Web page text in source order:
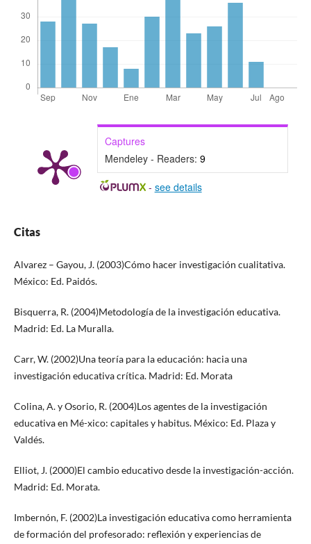
Captures
Mendeley - Readers: 9
- see details
Citas
Alvarez – Gayou, J. (2003)Cómo hacer investigación cualitativa.
México: Ed. Paidós.
Bisquerra, R. (2004)Metodología de la investigación educativa.
Madrid: Ed. La Muralla.
Carr, W. (2002)Una teoría para la educación: hacia una
investigación educativa crítica. Madrid: Ed. Morata
Colina, A. y Osorio, R. (2004)Los agentes de la investigación
educativa en Mé-xico: capitales y habitus. México: Ed. Plaza y
Valdés.
Elliot, J. (2000)El cambio educativo desde la investigación-acción.
Madrid: Ed. Morata.
Imbernón, F. (2002)La investigación educativa como herramienta
de formación del profesorado: reflexión y experiencias de